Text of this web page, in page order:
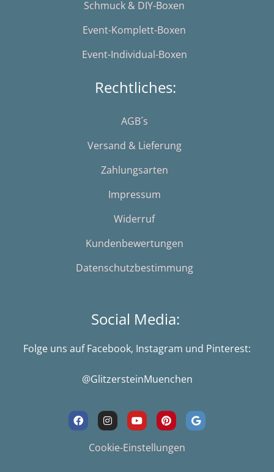
Schmuck & DIY-Boxen
Event-Komplett-Boxen
Event-Individual-Boxen
Rechtliches:
AGB´s
Versand & Lieferung
Zahlungsarten
Impressum
Widerruf
Kundenbewertungen
Datenschutzbestimmung
Social Media:
Folge uns auf Facebook, Instagram und Pinterest:
@GlitzersteinMuenchen
F
a
c
I
n
s
t
a
Y
o
u
t
u
P
i
n
t
e
G
o
o
Cookie-Einstellungen